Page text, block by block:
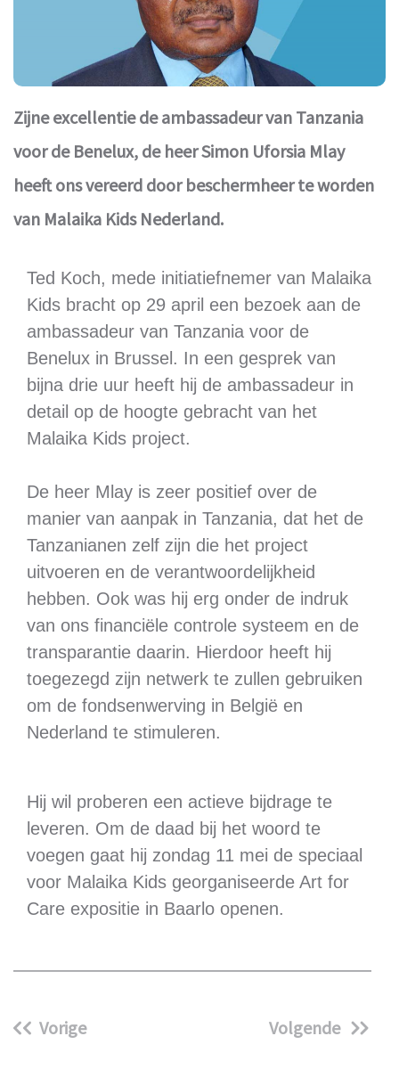
Zijne excellentie de ambassadeur van Tanzania
voor de Benelux, de heer Simon Uforsia Mlay
heeft ons vereerd door beschermheer te worden
van Malaika Kids Nederland.
Ted Koch, mede initiatiefnemer van Malaika
Kids bracht op 29 april een bezoek aan de
ambassadeur van Tanzania voor de
Benelux in Brussel. In een gesprek van
bijna drie uur heeft hij de ambassadeur in
detail op de hoogte gebracht van het
Malaika Kids project.
De heer Mlay is zeer positief over de
manier van aanpak in Tanzania, dat het de
Tanzanianen zelf zijn die het project
uitvoeren en de verantwoordelijkheid
hebben. Ook was hij erg onder de indruk
van ons financiële controle systeem en de
transparantie daarin. Hierdoor heeft hij
toegezegd zijn netwerk te zullen gebruiken
om de fondsenwerving in België en
Nederland te stimuleren.
Hij wil proberen een actieve bijdrage te
leveren. Om de daad bij het woord te
voegen gaat hij zondag 11 mei de speciaal
voor Malaika Kids georganiseerde Art for
Care expositie in Baarlo openen.
Vorige Volgende